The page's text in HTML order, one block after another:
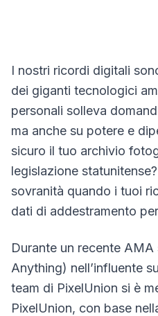
I nostri ricordi digitali
dei giganti tecnologici
personali solleva
ma anche su potere e
sicuro il tuo archivio
legislazione
sovranità quando i tuoi
dati di addestramento
Durante un recente
Anything) nell’influente
team di PixelUnion si è
PixelUnion, con base